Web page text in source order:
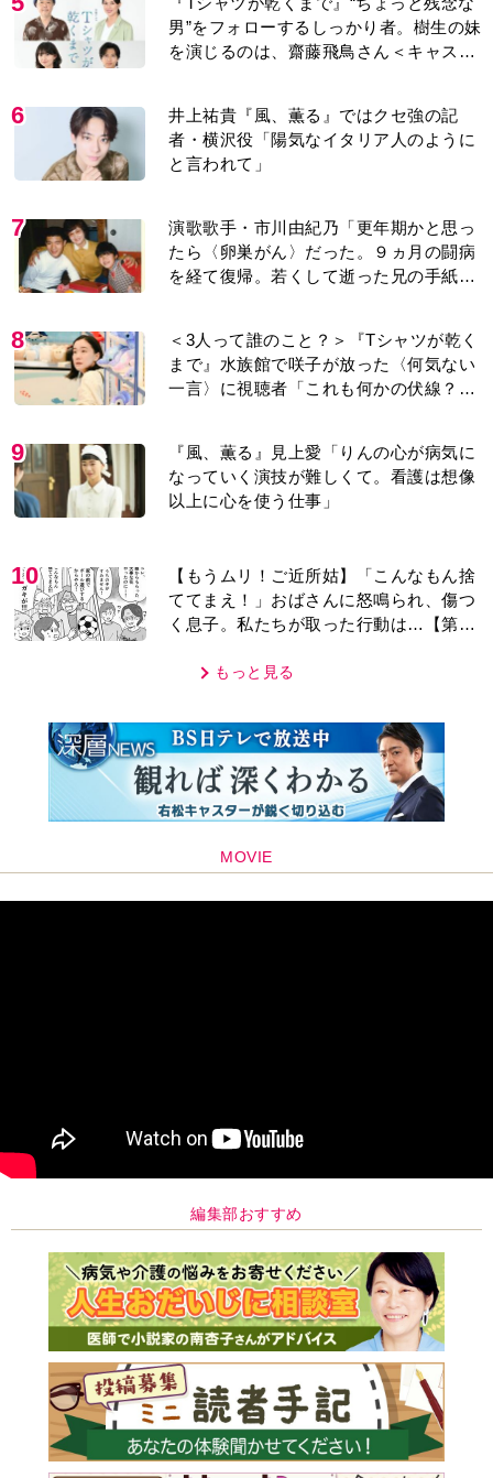
男”をフォローするしっかり者。樹生の妹
を演じるのは、齋藤飛鳥さん＜キャスト
6
井上祐貴『風、薫る』ではクセ強の記
者・横沢役「陽気なイタリア人のように
と言われて」
7
演歌歌手・市川由紀乃「更年期かと思っ
たら〈卵巣がん〉だった。９ヵ月の闘病
を経て復帰。若くして逝った兄の手紙を
8
＜3人って誰のこと？＞『Tシャツが乾く
まで』水族館で咲子が放った〈何気ない
一言〉に視聴者「これも何かの伏線？」
9
『風、薫る』見上愛「りんの心が病気に
なっていく演技が難しくて。看護は想像
以上に心を使う仕事」
10
【もうムリ！ご近所姑】「こんなもん捨
ててまえ！」おばさんに怒鳴られ、傷つ
く息子。私たちが取った行動は…【第3
もっと見る
MOVIE
編集部おすすめ